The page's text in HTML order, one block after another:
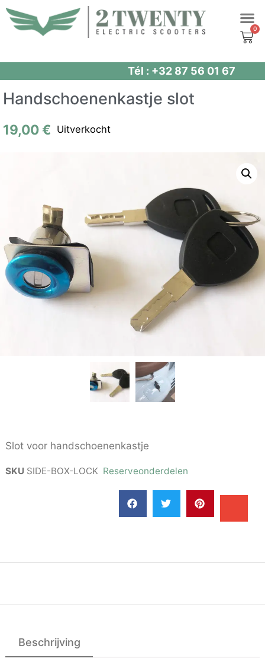
Spring
naar
Tél : +32 87 56 01 67
Handschoenenkastje slot
19,00€ Uitverkocht
Slot voor handschoenenkastje
SKU SIDE-BOX-LOCK Reserveonderdelen
Beschrijving